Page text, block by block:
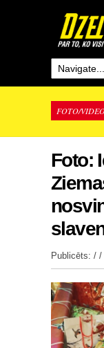
FOTO/
Foto:
Publicēts: / /